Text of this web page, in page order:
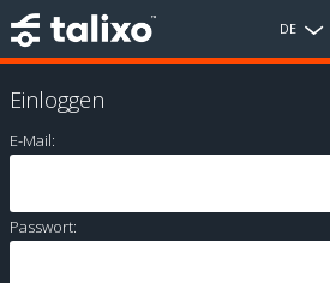
DE
Einloggen
E-Mail:
Passwort: